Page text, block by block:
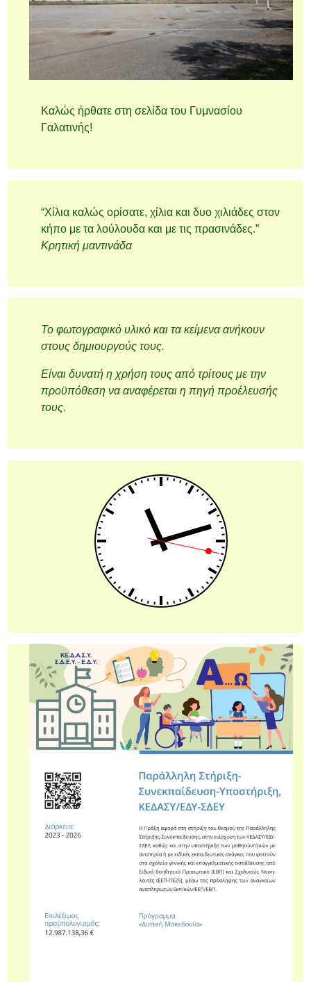
Καλώς ήρθατε στη σελίδα του Γυμνασίου
Γαλατινής!
“Χίλια καλώς ορίσατε, χίλια και δυο χιλιάδες στον
κήπο με τα λούλουδα και με τις πρασινάδες.”
Κρητική μαντινάδα
Το φωτογραφικό υλικό και τα κείμενα ανήκουν
στους δημιουργούς τους.
Είναι δυνατή η χρήση τους από τρίτους με την
προϋπόθεση να αναφέρεται η πηγή προέλευσής
τους.